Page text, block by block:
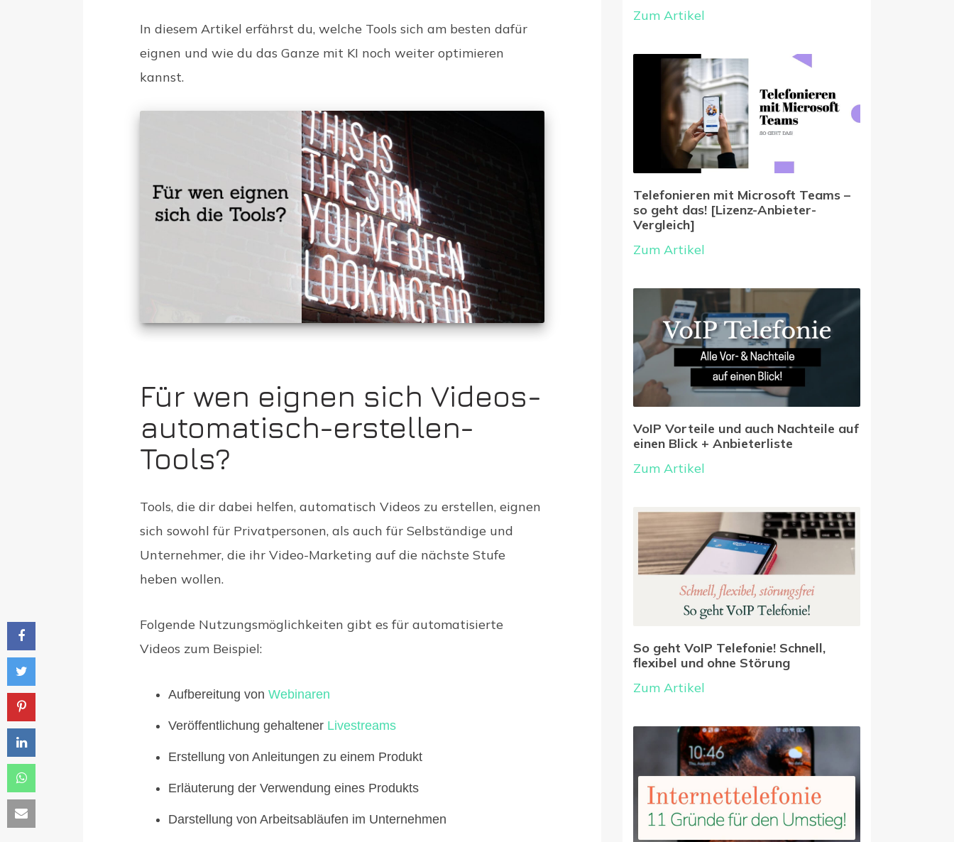
In diesem Artikel erfährst du, welche Tools sich am besten dafür
eignen und wie du das Ganze mit KI noch weiter optimieren
kannst.
Für wen eignen sich Videos-
automatisch-erstellen-
Tools?
Tools, die dir dabei helfen, automatisch Videos zu erstellen, eignen
sich sowohl für Privatpersonen, als auch für Selbständige und
Unternehmer, die ihr Video-Marketing auf die nächste Stufe
heben wollen.
Folgende Nutzungsmöglichkeiten gibt es für automatisierte
Videos zum Beispiel:
Aufbereitung von Webinaren
Veröffentlichung gehaltener Livestreams
Erstellung von Anleitungen zu einem Produkt
Erläuterung der Verwendung eines Produkts
Darstellung von Arbeitsabläufen im Unternehmen
Zum Artikel
Telefonieren mit Microsoft Teams –
so geht das! [Lizenz-Anbieter-
Vergleich]
Zum Artikel
VoIP Vorteile und auch Nachteile auf
einen Blick + Anbieterliste
Zum Artikel
So geht VoIP Telefonie! Schnell,
flexibel und ohne Störung
Zum Artikel